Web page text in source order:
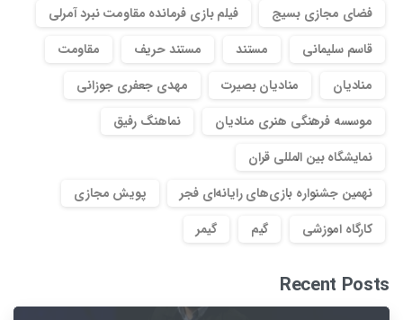
فضای مجازی بسیج
فیلم بازی فرمانده مقاومت نبرد آمرلی
قاسم سلیمانی
مستند مستند حریف
مقاومت
منادیان
منادیان بصیرت
مهدی جعفری جوزانی
موسسه فرهنگی هنری منادیان
نماهنگ رفیق
نمایشگاه بین المللی قران
نهمین جشنواره بازی‌های رایانه‌ای فجر
پویش مجازی
کارگاه اموزشی
گیم گیمر
Recent Posts